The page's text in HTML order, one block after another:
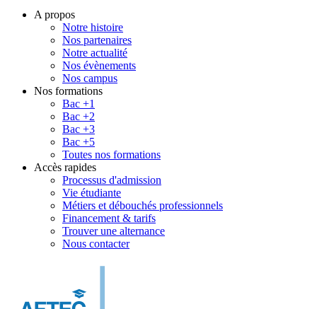
A propos
Notre histoire
Nos partenaires
Notre actualité
Nos évènements
Nos campus
Nos formations
Bac +1
Bac +2
Bac +3
Bac +5
Toutes nos formations
Accès rapides
Processus d'admission
Vie étudiante
Métiers et débouchés professionnels
Financement & tarifs
Trouver une alternance
Nous contacter